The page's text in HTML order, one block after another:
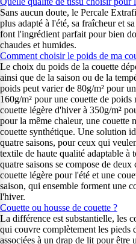
Sans aucun doute, le Percale
plus adapté à l'été, sa fraîcheur et
font l'ingrédient parfait pour bien
chaudes et humides.
Comment choisir le poids de ma
Le choix du poids de la couette
ainsi que de la saison ou de la
poids peut varier de 80g/m² pour
160g/m² pour une couette de
couette légère d'hiver à 350g/m²
pour la même chaleur, une couette
couette synthétique. Une solution
quatre saisons, pour ceux qui
textile de haute qualité adaptable à
quatre saisons se compose de
couette légère pour l'été et une
saison, qui ensemble forment une
l'hiver.
Couette ou housse de couette ?
La différence est substantielle, les
qui couvre complètement les pieds
associées à un drap de lit pour être